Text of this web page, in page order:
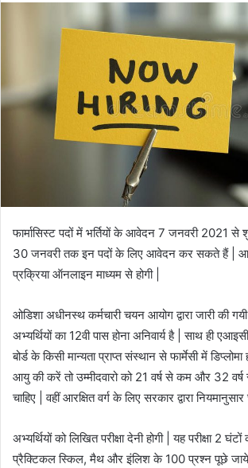
फार्मासिस्ट पदों में भर्तियों के आवेदन 7 जनवरी 2021 से
30 जनवरी तक इन पदों के लिए आवेदन कर सकते हैं |
प्रक्रिया ऑनलाइन माध्यम से होगी |
ओडिशा अधीनस्थ कर्मचारी चयन आयोग द्वारा जारी की
अभ्यर्थियों का 12वी पास होना अनिवार्य है | साथ ही
बोर्ड के किसी मान्यता प्राप्त संस्थान से फार्मेसी में
आयु की करें तो उम्मीदवारो को 21 वर्ष से कम और 32 वर्ष
चाहिए | वहीं आरक्षित वर्ग के लिए सरकार द्वारा
अभ्यर्थियों को लिखित परीक्षा देनी होगी | यह परीक्षा 2
प्रैक्टिकल स्किल, मैथ और इंलिश के 100 प्रश्न पूछे